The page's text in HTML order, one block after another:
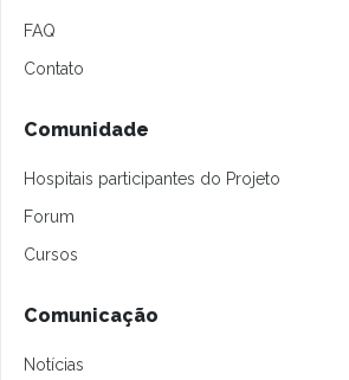
FAQ
Contato
Comunidade
Hospitais participantes do Projeto
Forum
Cursos
Comunicação
Notícias